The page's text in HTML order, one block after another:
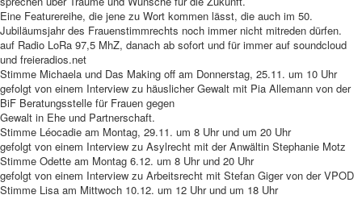
Eine Featurereihe, die jene zu Wort kommen lässt, die auch im 50.
Jubiläumsjahr des Frauenstimmrechts noch immer nicht mitreden dürfen.
auf Radio LoRa 97,5 MhZ, danach ab sofort und für immer auf soundcloud
und freieradios.net
Stimme Michaela und Das Making oﬀ am Donnerstag, 25.11. um 10 Uhr
gefolgt von einem Interview zu häuslicher Gewalt mit Pia Allemann von der
BiF Beratungsstelle für Frauen gegen
Gewalt in Ehe und Partnerschaft.
Stimme Léocadie am Montag, 29.11. um 8 Uhr und um 20 Uhr
gefolgt von einem Interview zu Asylrecht mit der Anwältin Stephanie Motz
Stimme Odette am Montag 6.12. um 8 Uhr und 20 Uhr
gefolgt von einem Interview zu Arbeitsrecht mit Stefan Giger von der VPOD
Stimme Lisa am Mittwoch 10.12. um 12 Uhr und um 18 Uhr